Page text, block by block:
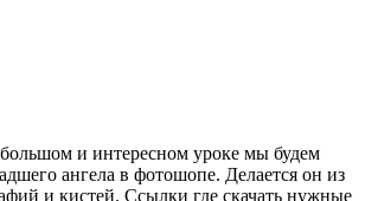
и интересном уроке мы будем
ангела в фотошопе. Делается он из
и кистей. Ссылки где скачать нужные